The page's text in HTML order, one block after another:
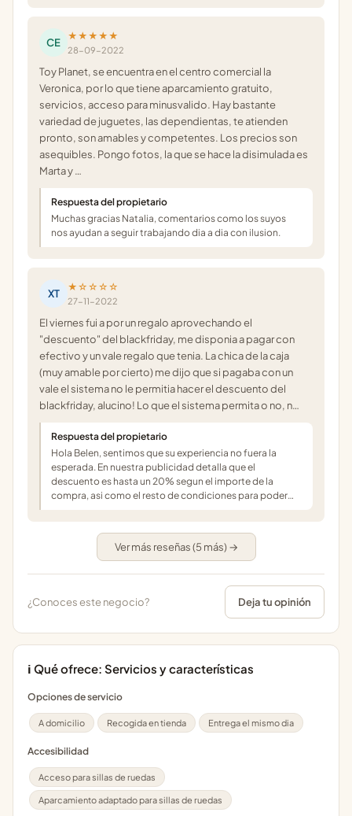
CE
★★★★★
28-09-2022
Toy Planet, se encuentra en el centro comercial la
Veronica, por lo que tiene aparcamiento gratuito,
servicios, acceso para minusvalido. Hay bastante
variedad de juguetes, las dependientas, te atienden
pronto, son amables y competentes. Los precios son
asequibles. Pongo fotos, la que se hace la disimulada es
Marta y …
Respuesta del propietario
Muchas gracias Natalia, comentarios como los suyos
nos ayudan a seguir trabajando dia a dia con ilusion.
XT
★☆☆☆☆
27-11-2022
El viernes fui a por un regalo aprovechando el
"descuento" del blackfriday, me disponia a pagar con
efectivo y un vale regalo que tenia. La chica de la caja
(muy amable por cierto) me dijo que si pagaba con un
vale el sistema no le permitia hacer el descuento del
blackfriday, alucino! Lo que el sistema permita o no, n…
Respuesta del propietario
Hola Belen, sentimos que su experiencia no fuera la
esperada. En nuestra publicidad detalla que el
descuento es hasta un 20% segun el importe de la
compra, asi como el resto de condiciones para poder…
Ver más reseñas (5 más) →
¿Conoces este negocio? Deja tu opinión
ℹ️ Qué ofrece: Servicios y características
Opciones de servicio
A domicilio Recogida en tienda Entrega el mismo dia
Accesibilidad
Acceso para sillas de ruedas
Aparcamiento adaptado para sillas de ruedas